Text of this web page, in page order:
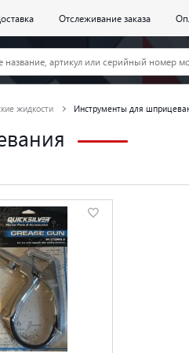
Отслеживание заказа
жидкости Инструменты для